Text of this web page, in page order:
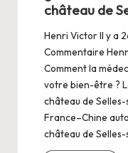
V
ie
château de
Henri Victor Il y a
Commentaire
Comment la
votre bien-être ?
château de
France–Chine
château de